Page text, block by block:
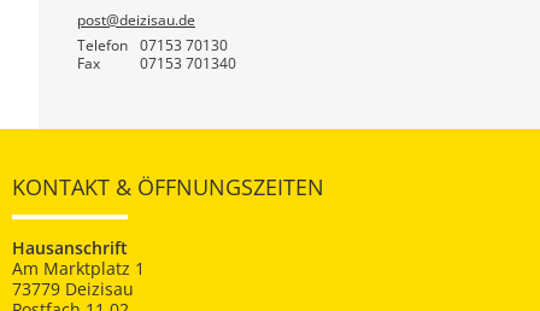
post@deizisau.de
Telefon
07153 70130
Fax 07153 701340
KONTAKT & ÖFFNUNGSZEITEN
Hausanschrift
Am Marktplatz 1
73779 Deizisau